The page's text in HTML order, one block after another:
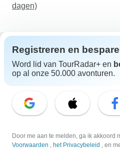
het doel was om het
dagen)
Hulp
Neem contact met ons op
E-mail: support@tourradar.com
Taal selecteren
Copyright © TourRadar. Alle rechten
Juridische kennisgeving
Registreren en
Word lid van TourRadar+ en
op al onze 50.000 avonturen.
Door me aan te melden, ga ik akkoord
Voorwaarden , het Privacybeleid , en